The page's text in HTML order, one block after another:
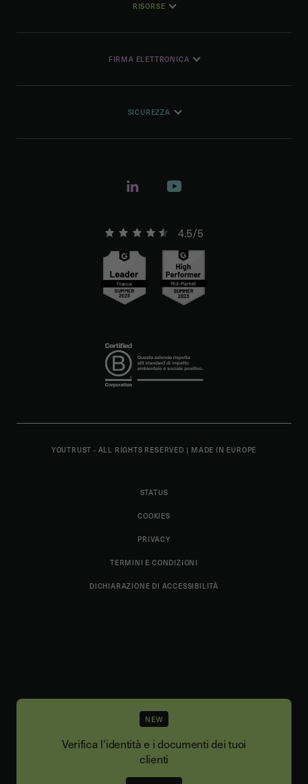
RISORSE
FIRMA ELETTRONICA
SICUREZZA
4.5/5
YOUTRUST - ALL RIGHTS RESERVED | MADE IN EUROPE
STATUS
COOKIES
PRIVACY
TERMINI E CONDIZIONI
DICHIARAZIONE DI ACCESSIBILITÀ
NEW
Verifica l'identità e i documenti dei tuoi
clienti